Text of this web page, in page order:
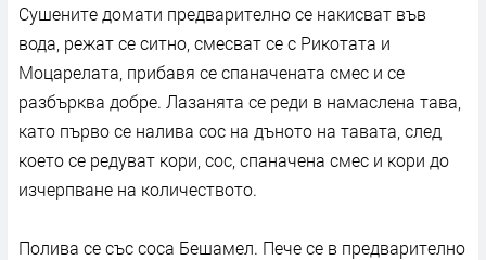
Сушените домати предварително се накисват във
вода, режат се ситно, смесват се с Рикотата и
Моцарелата, прибавя се спаначената смес и се
разбърква добре. Лазанята се реди в намаслена тава,
като първо се налива сос на дъното на тавата, след
което се редуват кори, сос, спаначена смес и кори до
изчерпване на количеството.
Полива се със соса Бешамел. Пече се в предварително